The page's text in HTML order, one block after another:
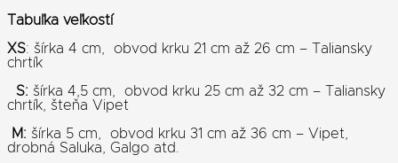
Tabuľka veľkostí
XS: šírka 4 cm, obvod krku 21 cm až 26 cm – Taliansky
chrtík
S: šírka 4,5 cm, obvod krku 25 cm až 32 cm – Taliansky
chrtík, šteňa Vipet
M: šírka 5 cm, obvod krku 31 cm až 36 cm – Vipet,
drobná Saluka, Galgo atd.